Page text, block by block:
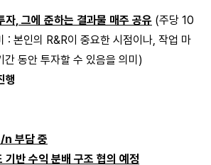
자, 그에 준하는 결과물 매주 공유 (주당 10
: 본인의 R&R이 중요한 시점이나, 작업 마
간 동안 투자할 수 있음을 의미)
행
n 부담 중
기반 수익 분배 구조 협의 예정